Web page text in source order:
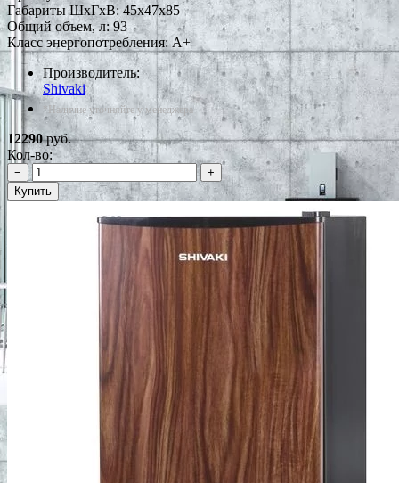
Габариты ШxГxВ: 45x47x85
Общий объем, л: 93
Класс энергопотребления: A+
Производитель:
Shivaki
*Наличие уточняйте у менеджера
12290руб.
Кол-во:
−
+
Купить